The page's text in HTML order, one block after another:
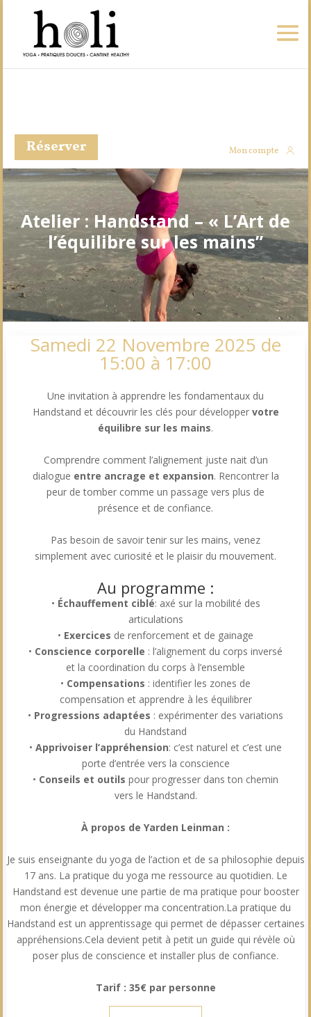
Réserver Mon compte
Atelier : Handstand – « L’Art de
l’équilibre sur les mains”
Samedi 22 Novembre 2025 de
15:00 à 17:00
Une invitation à apprendre les fondamentaux du
Handstand et découvrir les clés pour développer votre
équilibre sur les mains.
Comprendre comment l’alignement juste nait d’un
dialogue entre ancrage et expansion. Rencontrer la
peur de tomber comme un passage vers plus de
présence et de confiance.
Pas besoin de savoir tenir sur les mains, venez
simplement avec curiosité et le plaisir du mouvement.
Au programme :
• Échauffement ciblé: axé sur la mobilité des
articulations
• Exercices de renforcement et de gainage
• Conscience corporelle : l’alignement du corps inversé
et la coordination du corps à l’ensemble
• Compensations : identifier les zones de
compensation et apprendre à les équilibrer
• Progressions adaptées : expérimenter des variations
du Handstand
• Apprivoiser l’appréhension: c’est naturel et c’est une
porte d’entrée vers la conscience
• Conseils et outils pour progresser dans ton chemin
vers le Handstand.
À propos de Yarden Leinman :
Je suis enseignante du yoga de l’action et de sa philosophie depuis
17 ans. La pratique du yoga me ressource au quotidien. Le
Handstand est devenue une partie de ma pratique pour booster
mon énergie et développer ma concentration.La pratique du
Handstand est un apprentissage qui permet de dépasser certaines
appréhensions.Cela devient petit à petit un guide qui révèle où
poser plus de conscience et installer plus de confiance.
Tarif : 35€ par personne